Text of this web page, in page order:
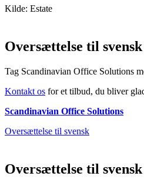
Kilde: Estate
Oversættelse til svensk
Tag Scandinavian Office Solutions
Kontakt os for et tilbud, du bliver
Scandinavian Office Solutions
Oversættelse til svensk
Oversættelse til svensk